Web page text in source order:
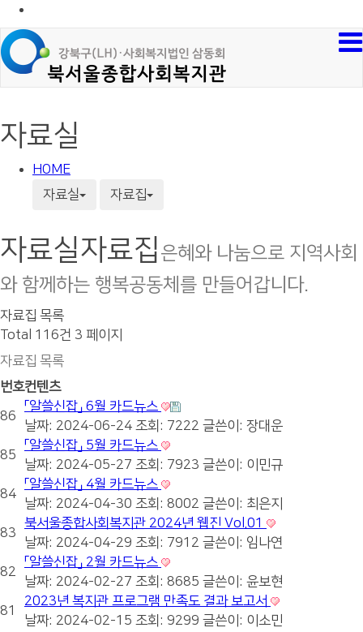
자료실
HOME
자료실
자료집
자료실자료집은혜와 나눔으로 지역사회
와 함께하는 행복공동체를 만들어갑니다.
자료집 목록
Total 116건 3 페이지
자료집 목록
번호컨텐츠
86
「알쓸신잡」 6월 카드뉴스
날짜: 2024-06-24 조회: 7222 글쓴이: 장대운
85
「알쓸신잡」 5월 카드뉴스
날짜: 2024-05-27 조회: 7923 글쓴이: 이민규
84
「알쓸신잡」 4월 카드뉴스
날짜: 2024-04-30 조회: 8002 글쓴이: 최은지
83
북서울종합사회복지관 2024년 웹진 Vol.01
날짜: 2024-04-29 조회: 7912 글쓴이: 임나연
82
「알쓸신잡」 2월 카드뉴스
날짜: 2024-02-27 조회: 8685 글쓴이: 윤보현
81
2023년 복지관 프로그램 만족도 결과 보고서
날짜: 2024-02-15 조회: 9299 글쓴이: 이소민